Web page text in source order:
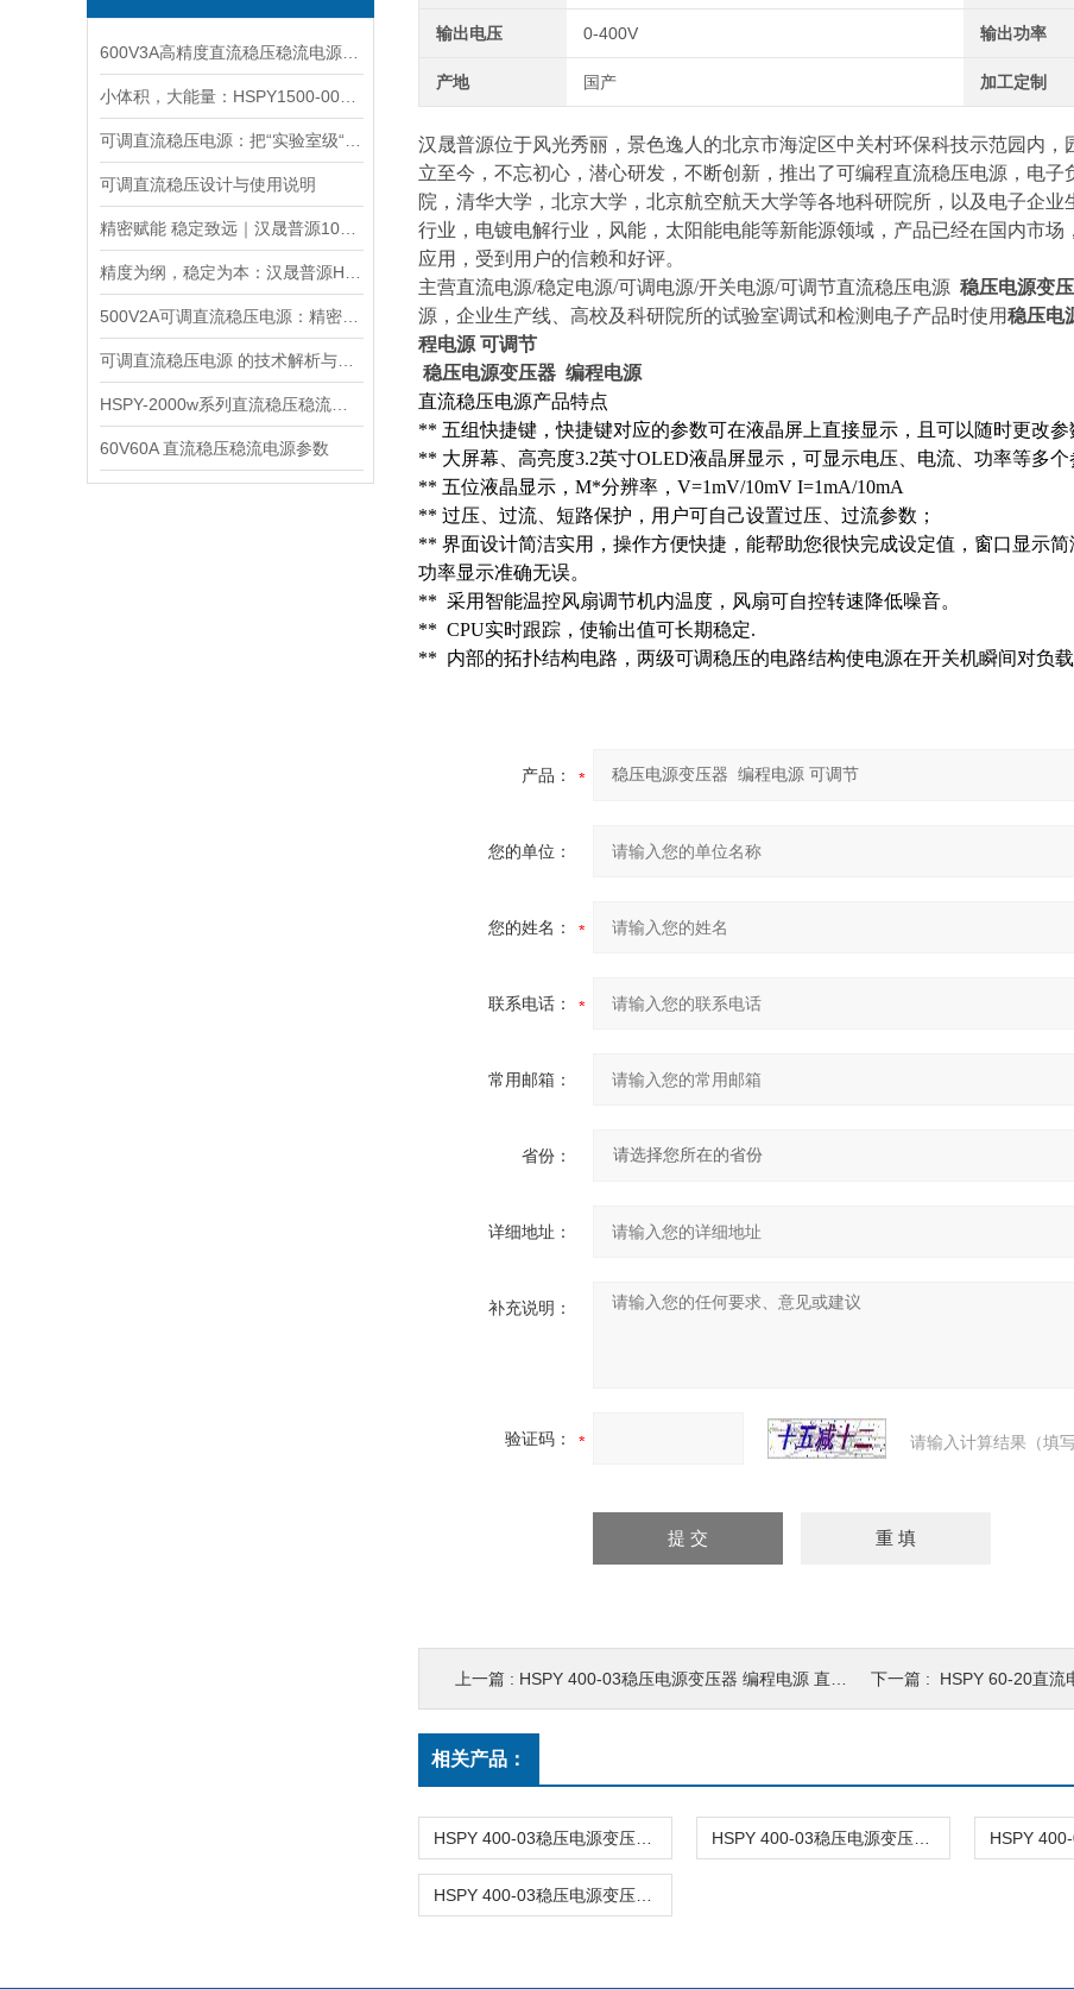
可调直流稳压设计与使用说明
60V60A 直流稳压稳流电源参数
输出电压 0-400V 输出功率
产地 国产 加工定制
汉晟普源位于风光秀丽，景色逸人的北京市海淀区中关村环保科技示范园内
立至今，不忘初心，潜心研发，不断创新，推出了可编程直流稳压电源，电
院，清华大学，北京大学，北京航空航天大学等各地科研院所，以及电子企
行业，电镀电解行业，风能，太阳能电能等新能源领域，产品已经在国内市
应用，受到用户的信赖和好评。
主营直流电源/稳定电源/可调电源/开关电源/可调节直流稳压电源 稳压电源变
源，企业生产线、高校及科研院所的试验室调试和检测电子产品时使用稳压电
程电源 可调节
稳压电源变压器 编程电源
直流稳压电源产品特点
** 五组快捷键，快捷键对应的参数可在液晶屏上直接显示，且可以随时更改参
** 大屏幕、高亮度3.2英寸OLED液晶屏显示，可显示电压、电流、功率等多个
** 五位液晶显示，M*分辨率，V=1mV/10mV I=1mA/10mA
** 过压、过流、短路保护，用户可自己设置过压、过流参数；
** 界面设计简洁实用，操作方便快捷，能帮助您很快完成设定值，窗口显示
功率显示准确无误。
** 采用智能温控风扇调节机内温度，风扇可自控转速降低噪音。
** CPU实时跟踪，使输出值可长期稳定.
** 内部的拓扑结构电路，两级可调稳压的电路结构使电源在开关机瞬间对负载
产品：
您的单位：
您的姓名：
联系电话：
常用邮箱：
省份：
详细地址：
补充说明：
验证码： 请输入计算结果（填
上一篇 : HSPY 400-03稳压电源变压器 编程电源 直流电源大功率 下一篇 : HSPY 60-20直流电
相关产品：